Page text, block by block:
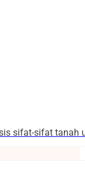
sifat-sifat tanah